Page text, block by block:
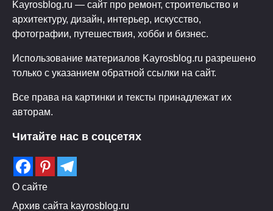
Kayrosblog.ru — сайт про ремонт, строительство и
архитектуру, дизайн, интерьер, искусство,
фотографии, путешествия, хобби и бизнес.
Использование материалов Kayrosblog.ru разрешено
только с указанием обратной ссылки на сайт.
Все права на картинки и тексты принадлежат их
авторам.
Читайте нас в соцсетях
О сайте
Архив сайта kayrosblog.ru